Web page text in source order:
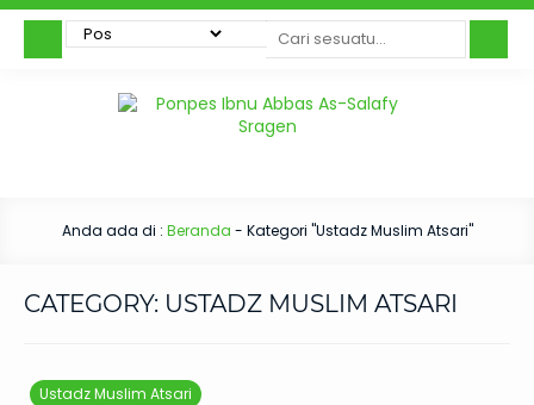
Anda ada di : Beranda - Kategori "Ustadz Muslim Atsari"
CATEGORY: USTADZ MUSLIM ATSARI
Ustadz Muslim Atsari